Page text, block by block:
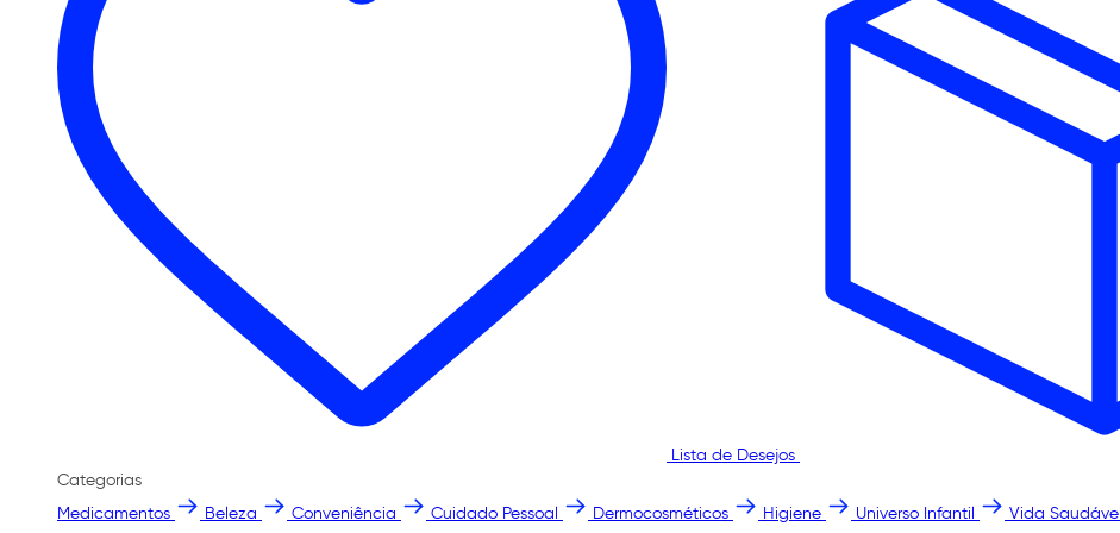
Lista de Desejos
Categorias
Medicamentos
Beleza Conveniência Cuidado Pessoal Dermocosméticos Higiene Universo Infantil Vida Saudável